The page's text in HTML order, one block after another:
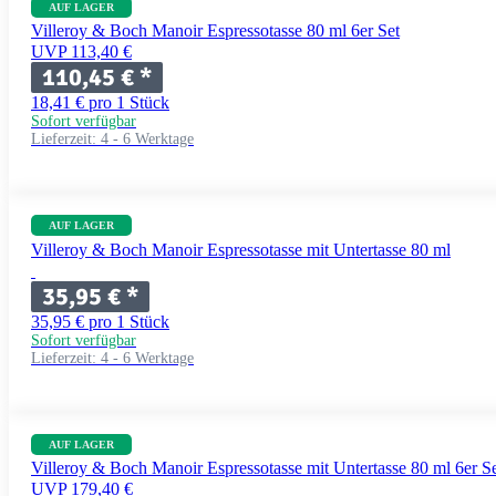
AUF LAGER
Villeroy & Boch Manoir Espressotasse 80 ml 6er Set
UVP 113,40 €
110,45 € *
18,41 € pro 1 Stück
Sofort verfügbar
Lieferzeit: 4 - 6 Werktage
AUF LAGER
Villeroy & Boch Manoir Espressotasse mit Untertasse 80 ml
35,95 € *
35,95 € pro 1 Stück
Sofort verfügbar
Lieferzeit: 4 - 6 Werktage
AUF LAGER
Villeroy & Boch Manoir Espressotasse mit Untertasse 80 ml 6er
UVP 179,40 €